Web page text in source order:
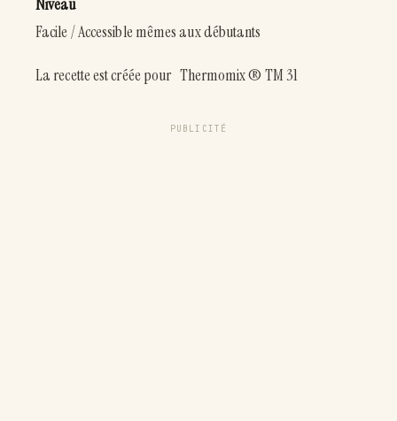
Niveau
Facile / Accessible mêmes aux débutants
La recette est créée pour Thermomix ® TM 31
PUBLICITÉ